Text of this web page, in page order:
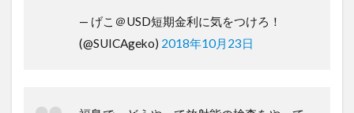
— げこ＠USD短期金利に気をつけろ！
(@SUICAgeko) 2018年10月23日